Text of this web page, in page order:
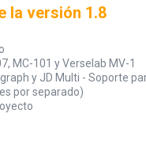
la versión 1.8
MC-101 y Verselab MV-1
y JD Multi - Soporte
por separado)